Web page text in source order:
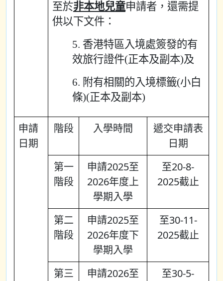
至於非本地兒童申請者，還需提
供以下文件：
5. 香港特區入境處簽發的有
效旅行證件(正本及副本)及
6. 附有相關的入境標籤(小白
條)(正本及副本)
申請
日期
階段 入學時間
遞交申請表
日期
第一
階段
申請2025至
2026年度上
學期入學
至20-8-
2025截止
第二
階段
申請2025至
2026年度下
學期入學
至30-11-
2025截止
第三
申請2026至
至30-5-